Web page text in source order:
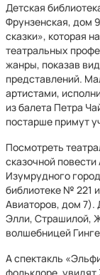
Детская
Фрунзенская, дом
сказки», которая
театральных
жанры, показав
представлений.
артистами,
из балета Петра
постарше примут
Посмотреть
сказочной
Изумрудного
библиотеке № 221
Авиаторов, дом 7).
Элли, Страшилой,
волшебницей
А спектакль